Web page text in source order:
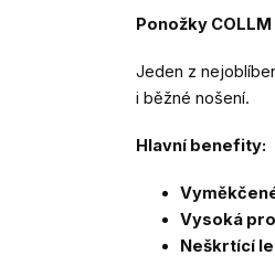
Ponožky
Jeden z
i běžné nošení.
Hlavní benefity:
Vysoká
Neškrtící